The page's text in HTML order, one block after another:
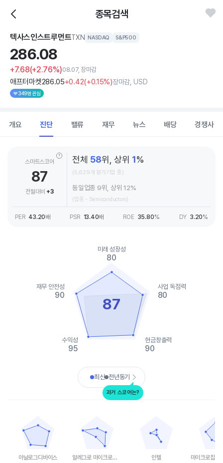
종목검색
텍사스인스트루먼트TXN NASDAQ S&P500
286.08
+7.68(+2.76%)08.07, 장마감
애프터마켓286.05+0.42(+0.15%)장마감, USD
349명 관심
개요 진단 밸류 재무 뉴스 배당 경쟁사
스마트스코어
87
전월대비 +3
전체 58위, 상위 1%
(5,629개 평가기업 중)
동일업종 9위, 상위 12%
(업종 - Semiconductors)
PER 43.20배 PSR 13.40배 ROE 35.80% DY 3.20%
The chart has 1 Y axis displaying values. Data ranges from 25
87
미래 성장성
80
사업 독점력
80
현금창출력
90
수익성
95
재무 안전성
90
End of interactive chart.
최신 전년동기
과거 스코어는?
The chart has 1 X axis displaying categories.
The chart has 1 Y axis displaying values. Data ranges from 65
아날로그디바이스
알레그로 마이크로시스템즈
The chart has 1 X axis displaying categories.
The chart has 1 Y axis displaying values.
알레그로 마이크로시스템즈
인텔
The chart has 1 X axis
The chart has 1 Y axis
인텔
The
The